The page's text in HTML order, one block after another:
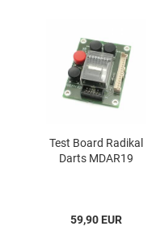
Test Board Ra­di­kal
Darts MDAR19
59,90 EUR